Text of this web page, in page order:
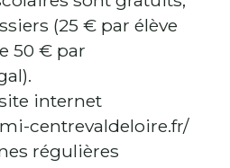
(25 € par élève
50 € par
internet
centrevaldeloire.fr/
régulières